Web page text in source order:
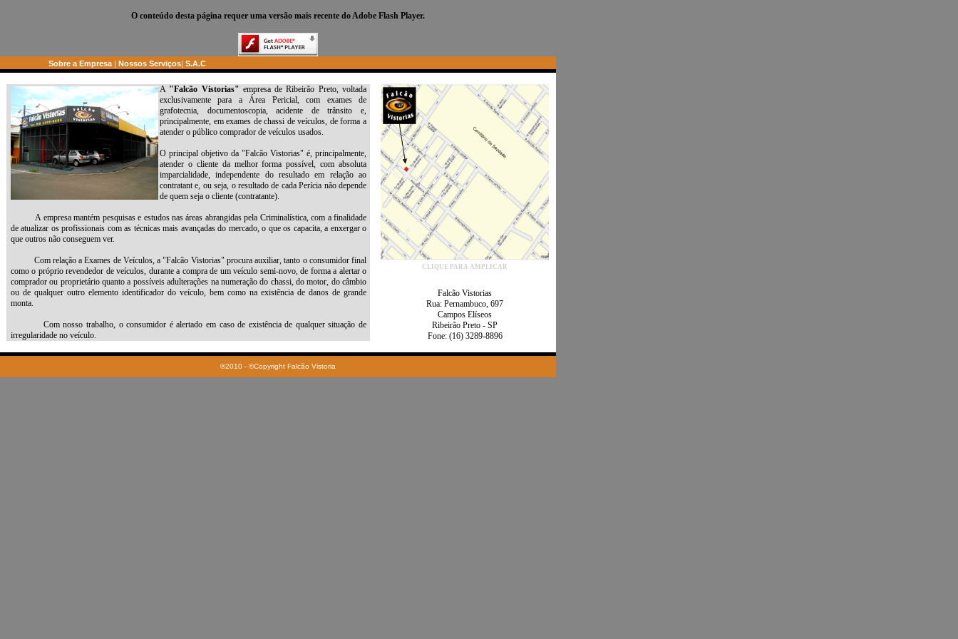
O conteúdo desta página requer uma versão mais recente do Adobe Flash Player.
Sobre a Empresa | Nossos Serviços| S.A.C
CLIQUE PARA AMPLICAR
Falcão Vistorias
Rua: Pernambuco, 697
Campos Elíseos
Ribeirão Preto - SP
Fone: (16) 3289-8896
®2010 - ©Copyright Falcão Vistoria